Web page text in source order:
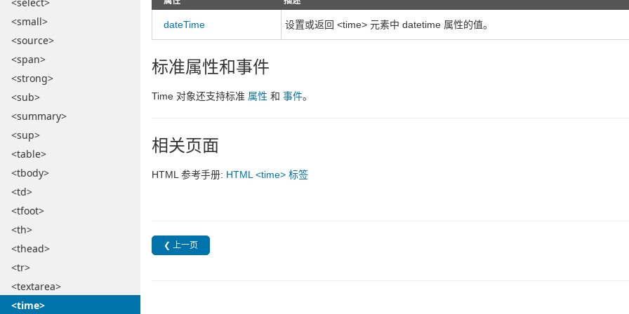
<small>
<source>
<span>
<strong>
<sub>
<summary>
<sup>
<table>
<tbody>
<td>
<tfoot>
<th>
<thead>
<tr>
<textarea>
<time>
dateTime 设置或返回 <time> 元素中 datetime 属性的值。
标准属性和事件
Time 对象还支持标准 属性 和 事件。
相关页面
HTML 参考手册: HTML <time> 标签
❮ 上一页